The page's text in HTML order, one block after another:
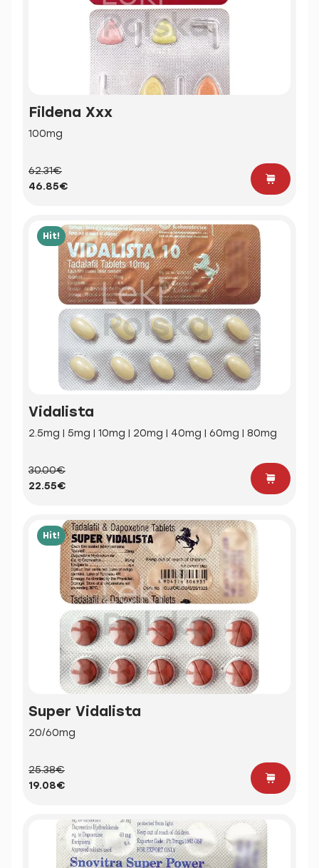
Fildena Xxx
100mg
62.31€
46.85€
Hit!
Vidalista
2.5mg | 5mg | 10mg | 20mg | 40mg | 60mg | 80mg
30.00€
22.55€
Hit!
Super Vidalista
20/60mg
25.38€
19.08€